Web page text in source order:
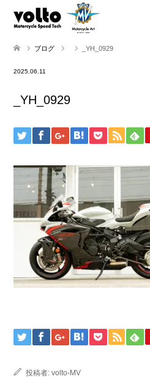
ブログ _YH_0929
2025.06.11
_YH_0929
投稿者: volto-MV